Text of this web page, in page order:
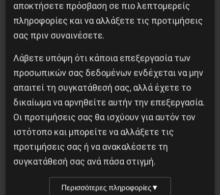
Διδάκτορας μαθηματικών στο Παρίσι ο
Αλέξανδρος Γιωτόπουλος
16 Ιουλίου 2021
αποκτήσετε πρόσβαση σε πιο λεπτομερείς
πληροφορίες και να αλλάξετε τις προτιμήσεις
σας πριν συναινέσετε.
Λάβετε υπόψη ότι κάποια επεξεργασία των
προσωπικών σας δεδομένων ενδέχεται να μην
απαιτεί τη συγκατάθεσή σας, αλλά έχετε το
δικαίωμα να αρνηθείτε αυτήν την επεξεργασία.
Οι προτιμήσεις σας θα ισχύουν για αυτόν τον
ιστότοπο και μπορείτε να αλλάξετε τις
προτιμήσεις σας ή να ανακαλέσετε τη
συγκατάθεσή σας ανά πάσα στιγμή.
Περισσότερες πληροφορίες▼